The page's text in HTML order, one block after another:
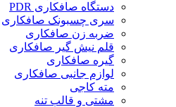
دستگاه صافکاری PDR
سری چسبونک صافکاری
ضربه زن صافکاری
قلم نیش گیر صافکاری
گیره صافکاری
لوازم جانبی صافکاری
مته کاجی
مشتی و قالب تنه